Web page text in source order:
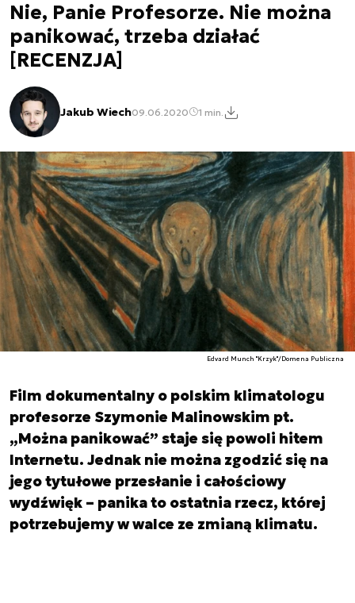
Nie, Panie Profesorze. Nie można
panikować, trzeba działać
[RECENZJA]
Jakub Wiech09.06.2020 1 min.
Edvard Munch "Krzyk"/Domena Publiczna
Film dokumentalny o polskim klimatologu
profesorze Szymonie Malinowskim pt.
„Można panikować” staje się powoli hitem
Internetu. Jednak nie można zgodzić się na
jego tytułowe przesłanie i całościowy
wydźwięk – panika to ostatnia rzecz, której
potrzebujemy w walce ze zmianą klimatu.